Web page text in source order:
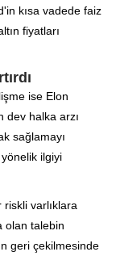
kısa vadede faiz
fiyatları
ise Elon
dev halka arzı
sağlamayı
ilgiyi
riskli varlıklara
olan talebin
geri çekilmesinde